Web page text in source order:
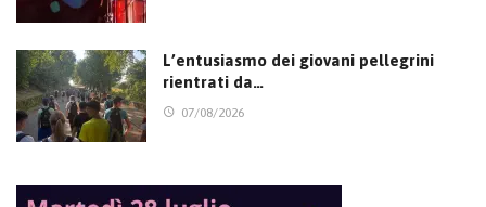
L’entusiasmo dei giovani pellegrini
rientrati da…
07/08/2026